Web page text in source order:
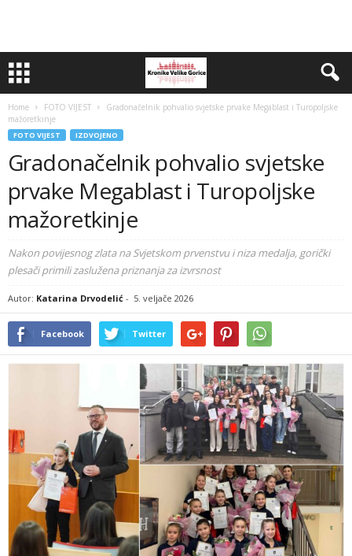
Home FOTO VIJEST
Gradonačelnik pohvalio svjetske prvake Megablast i Turopoljske
mažoretkinje
FOTO VIJEST IZDVOJENO
Gradonačelnik pohvalio svjetske
prvake Megablast i Turopoljske
mažoretkinje
Nakon povijesnog zlata na Svjetskom prvenstvu i niza medalja, gorički
plesači primili zaslužena priznanja za izvrsnost
Autor: Katarina Drvodelić - 5. veljače 2026
Facebook Twitter